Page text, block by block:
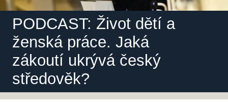
PODCAST: Život dětí a
ženská práce. Jaká
zákoutí ukrývá český
středověk?